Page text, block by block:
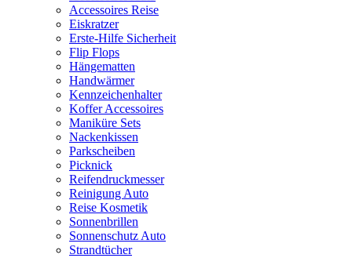
Accessoires Reise
Eiskratzer
Erste-Hilfe Sicherheit
Flip Flops
Hängematten
Handwärmer
Kennzeichenhalter
Koffer Accessoires
Maniküre Sets
Nackenkissen
Parkscheiben
Picknick
Reifendruckmesser
Reinigung Auto
Reise Kosmetik
Sonnenbrillen
Sonnenschutz Auto
Strandtücher